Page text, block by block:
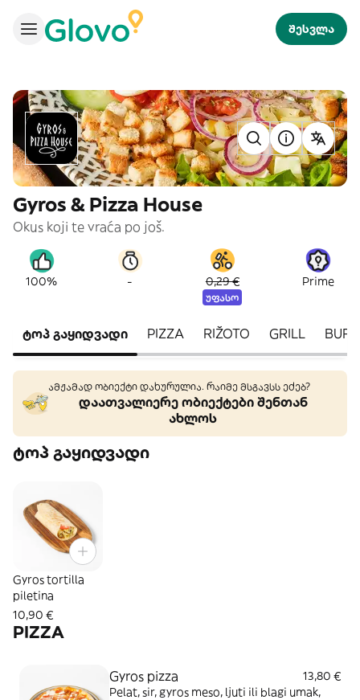
შესვლა
Gyros & Pizza House
Okus koji te vraća po još.
100% - 0,29 €
უფასო
Prime
ტოპ გაყიდვადი PIZZA RIŽOTO GRILL
ამჟამად ობიექტი დახურულია. რაიმე მსგავსს ეძებ?
დაათვალიერე ობიექტები შენთან
ახლოს
ტოპ გაყიდვადი
Gyros tortilla
piletina
10,90 €
PIZZA
Gyros pizza
13,80 €
Pelat, sir, gyros meso, ljuti ili blagi umak,